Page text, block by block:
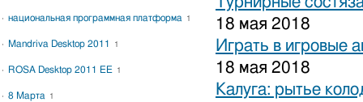
18 мая 2018
Играть в игровые
18 мая 2018
Калуга: рытье
национальная программная платформа 1
Mandriva Desktop 2011 1
ROSA Desktop 2011 EE 1
8 Марта 1